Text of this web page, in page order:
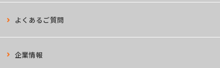
よくあるご質問
企業情報